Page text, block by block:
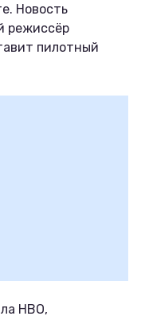
Новость
режиссёр
пилотный
HBO,